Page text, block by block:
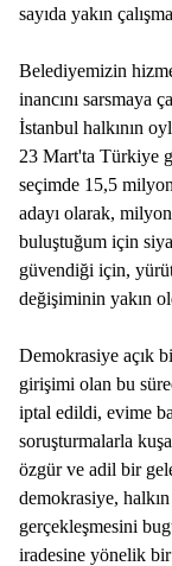
sayıda yakın
Belediyemizin
inancını sarsmaya
İstanbul halkının
23 Mart'ta Türkiye
seçimde 15,5
adayı olarak,
buluştuğum için
güvendiği için,
değişiminin yakın
Demokrasiye açık
girişimi olan bu
iptal edildi, evime
soruşturmalarla
özgür ve adil bir
demokrasiye,
gerçekleşmesini
iradesine yönelik bir